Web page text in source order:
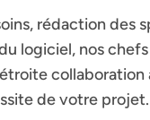
rédaction des
logiciel, nos
collaboration
de votre projet.